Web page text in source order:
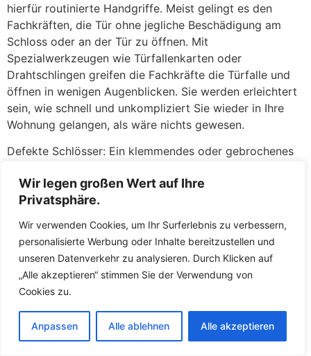
Wir legen großen Wert auf Ihre
Privatsphäre.
Wir verwenden Cookies, um Ihr Surferlebnis zu verbessern,
personalisierte Werbung oder Inhalte bereitzustellen und
unseren Datenverkehr zu analysieren. Durch Klicken auf
„Alle akzeptieren“ stimmen Sie der Verwendung von
Cookies zu.
Anpassen Alle ablehnen Alle akzeptieren
hierfür routinierte Handgriffe. Meist gelingt es den
Fachkräften, die Tür ohne jegliche Beschädigung am
Schloss oder an der Tür zu öffnen. Mit
Spezialwerkzeugen wie Türfallenkarten oder
Drahtschlingen greifen die Fachkräfte die Türfalle und
öffnen in wenigen Augenblicken. Sie werden erleichtert
sein, wie schnell und unkompliziert Sie wieder in Ihre
Wohnung gelangen, als wäre nichts gewesen.
Defekte Schlösser: Ein klemmendes oder gebrochenes
sich nicht mehr drehen lässt, im Schloss abgebrochen
ist oder das Schloss nach einem versuchten Einbruch
beschädigt wurde, stehen die Fachkräfte Ihnen mit
fachkundiger Hilfe zur Seite. Zunächst versuchen die
Fachkräfte, das defekte Schloss zu reparieren oder den
abgebrochenen Schlüssel zu entfernen. Gelingt dies
nicht oder ist die Sicherheit nicht mehr gewährleistet,
haben, über Nacht mit einer unverschlossenen Tür